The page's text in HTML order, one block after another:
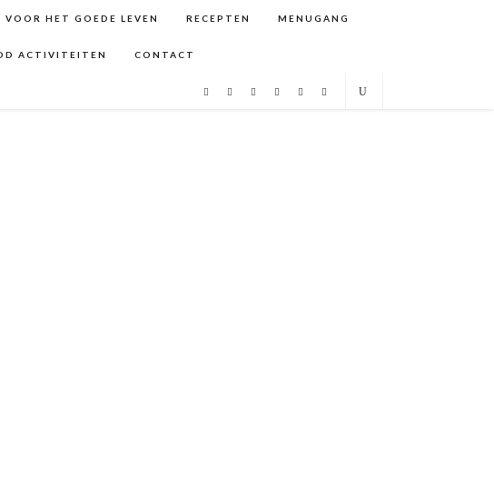
HET GOEDE LEVEN RECEPTEN MENUGANG
ACTIVITEITEN CONTACT